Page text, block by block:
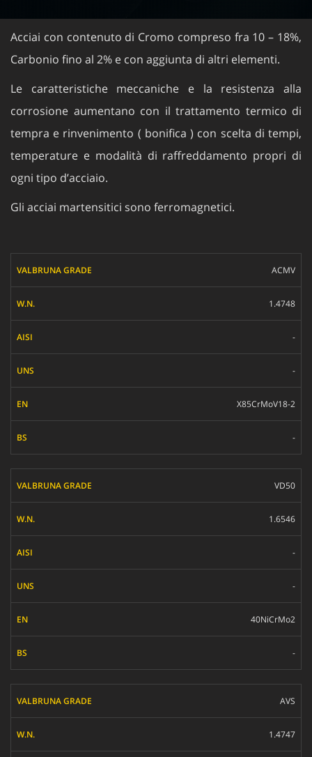
Acciai con contenuto di Cromo compreso fra 10 – 18%,
Carbonio fino al 2% e con aggiunta di altri elementi.
Le caratteristiche meccaniche e la resistenza alla
corrosione aumentano con il trattamento termico di
tempra e rinvenimento ( bonifica ) con scelta di tempi,
temperature e modalità di raffreddamento propri di
ogni tipo d’acciaio.
Gli acciai martensitici sono ferromagnetici.
VALBRUNA GRADE
W.N.
UNS
EN
BS
ACMV
1.4748
-
-
X85CrMoV18-2
-
VD50
1.6546
-
-
40NiCrMo2
-
AVS
1.4747